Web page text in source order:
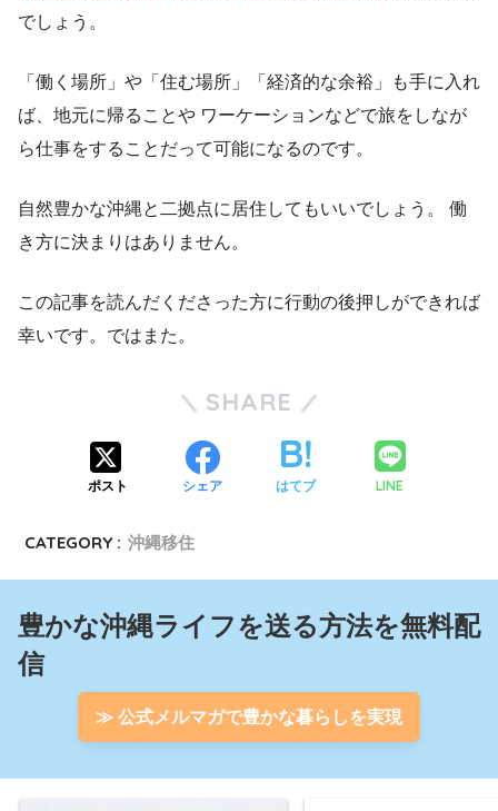
でしょう。
「働く場所」や「住む場所」「経済的な余裕」も手に入れ
ば、地元に帰ることや ワーケーションなどで旅をしなが
ら仕事をすることだって可能になるのです。
自然豊かな沖縄と二拠点に居住してもいいでしょう。 働
き方に決まりはありません。
この記事を読んだくださった方に行動の後押しができれば
幸いです。ではまた。
SHARE
ポスト シェア はてブ LINE
CATEGORY : 沖縄移住
豊かな沖縄ライフを送る方法を無料配
信
≫ 公式メルマガで豊かな暮らしを実現